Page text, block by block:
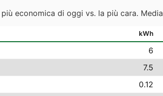
economica di oggi vs. la più cara.
kWh
6
7.5
0.12